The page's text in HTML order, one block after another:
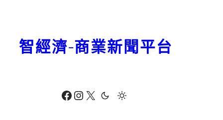
Facebook Instagram X
智經濟-商業新聞平台